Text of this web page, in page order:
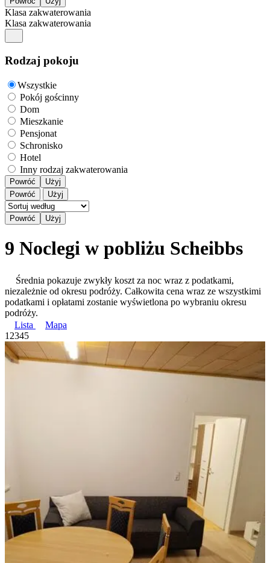
Klasa zakwaterowania
Klasa zakwaterowania
Rodzaj pokoju
Wszystkie
Pokój gościnny
Dom
Mieszkanie
Pensjonat
Schronisko
Hotel
Inny rodzaj zakwaterowania
Powróć
Użyj
Powróć
Użyj
9 Noclegi w pobliżu Scheibbs
Średnia pokazuje zwykły koszt za noc wraz z podatkami,
niezależnie od okresu podróży. Całkowita cena wraz ze wszystkimi
podatkami i opłatami zostanie wyświetlona po wybraniu okresu
podróży.
Lista
Mapa
1 2345